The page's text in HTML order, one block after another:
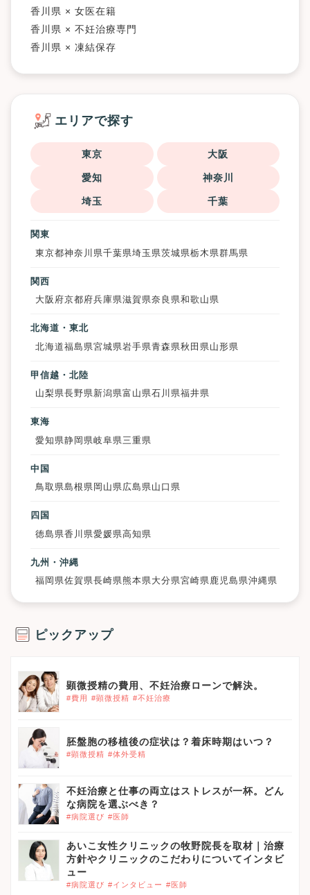
香川県 × 女医在籍
香川県 × 不妊治療専門
香川県 × 凍結保存
エリアで探す
東京 大阪
愛知 神奈川
埼玉 千葉
関東
東京都神奈川県千葉県埼玉県茨城県栃木県群馬県
関西
大阪府京都府兵庫県滋賀県奈良県和歌山県
北海道・東北
北海道福島県宮城県岩手県青森県秋田県 山形県
甲信越・北陸
山梨県長野県新潟県富山県石川県福井県
東海
愛知県静岡県岐阜県 三重県
中国
鳥取県島根県 岡山県広島県山口県
四国
徳島県香川県愛媛県高知県
九州・沖縄
福岡県佐賀県長崎県熊本県大分県宮崎県鹿児島県沖縄県
ピックアップ
顕微授精の費用、不妊治療ローンで解決。
#費用 #顕微授精 #不妊治療
胚盤胞の移植後の症状は？着床時期はいつ？
#顕微授精 #体外受精
不妊治療と仕事の両立はストレスが一杯。どん
な病院を選ぶべき？
#病院選び #医師
あいこ女性クリニックの牧野院長を取材｜治療
方針やクリニックのこだわりについてインタビ
ュー
#病院選び #インタビュー #医師